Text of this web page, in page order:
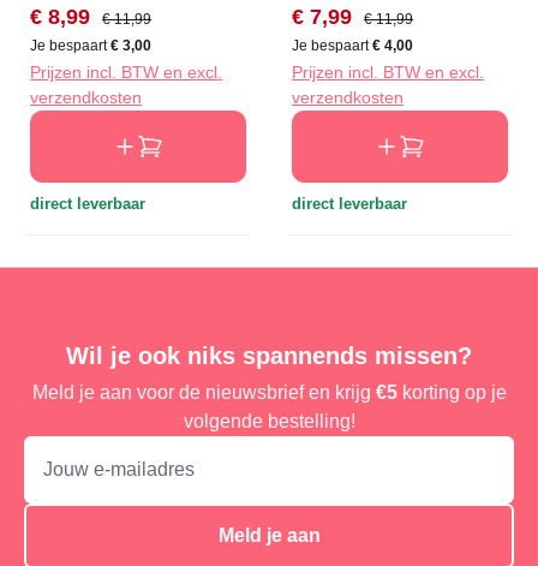
Verkoopprijs:
€ 8,99 Normale prijs:
€ 11,99
Je bespaart€ 3,00
Prijzen incl. BTW en excl.
verzendkosten
direct leverbaar
Verkoopprijs:
€ 7,99 Normale prijs:
€ 11,99
Je bespaart€ 4,00
Prijzen incl. BTW en excl.
verzendkosten
direct leverbaar
Wil je ook niks spannends missen?
Meld je aan voor de nieuwsbrief en krijg €5korting op je
volgende bestelling!
Meld je aan